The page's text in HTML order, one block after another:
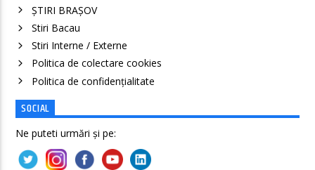
ȘTIRI BRAȘOV
Stiri Bacau
Stiri Interne / Externe
Politica de colectare cookies
Politica de confidenţialitate
SOCIAL
Ne puteti urmări și pe: